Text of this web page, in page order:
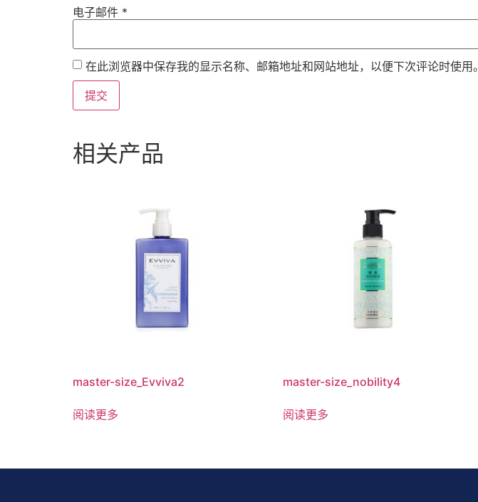
电子邮件 *
在此浏览器中保存我的显示名称、邮箱地址和网站地址，以便下次评论时使用。
相关产品
master-size_Evviva2
阅读更多
master-size_nobility4
阅读更多